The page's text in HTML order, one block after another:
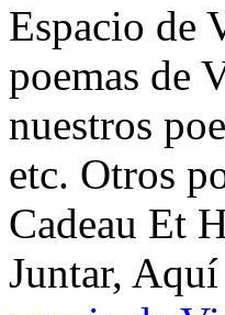
Espacio de
poemas de
nuestros
etc. Otros
Cadeau Et
Juntar,